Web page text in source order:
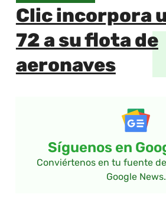
Clic incorpora
72 a su flota de
aeronaves
Síguenos en
Conviértenos en tu fuente
Google News.